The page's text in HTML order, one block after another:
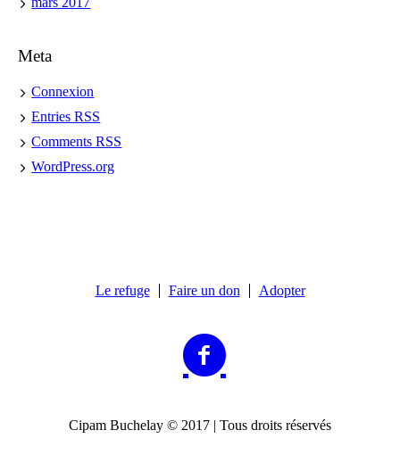
Meta
Connexion
EntriesRSS
CommentsRSS
WordPress.org
Le refuge Faire un don Adopter
Cipam Buchelay © 2017 | Tous droits réservés